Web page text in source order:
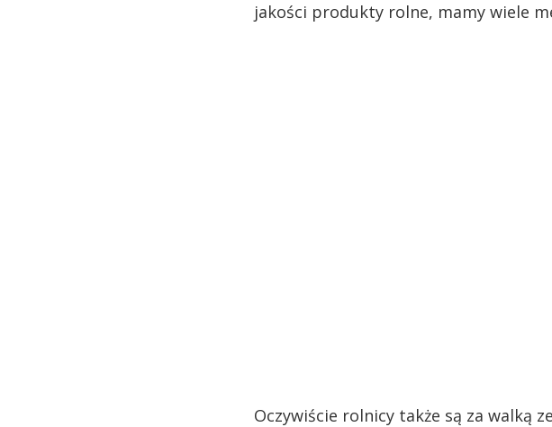
jakości produkty rolne, mamy wiele
Oczywiście rolnicy także są za walką